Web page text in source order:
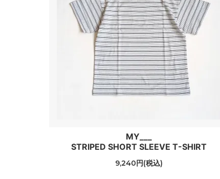
MY___
STRIPED SHORT SLEEVE T-SHIRT
9,240円(税込)